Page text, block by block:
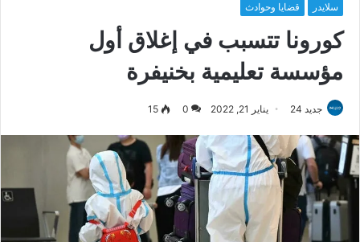
سلايدر قضايا وحوادث
كورونا تتسبب في إغلاق أول
مؤسسة تعليمية بخنيفرة
جديد 24 يناير 21, 2022 0
15